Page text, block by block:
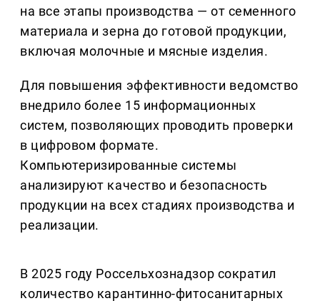
на все этапы производства — от семенного
материала и зерна до готовой продукции,
включая молочные и мясные изделия.
Для повышения эффективности ведомство
внедрило более 15 информационных
систем, позволяющих проводить проверки
в цифровом формате.
Компьютеризированные системы
анализируют качество и безопасность
продукции на всех стадиях производства и
реализации.
В 2025 году Россельхознадзор сократил
количество карантинно-фитосанитарных